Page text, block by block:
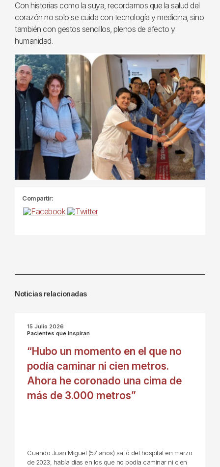
Con historias como la suya, recordamos que la salud del
corazón no solo se cuida con tecnología y medicina, sino
también con gestos sencillos, plenos de afecto y
humanidad.
Compartir:
Noticias relacionadas
15 Julio 2026
Pacientes que inspiran
“Hubo un momento en el que no
podía caminar ni cien metros.
Ahora he coronado una cima de
más de 3.000 metros”
Cuando Juan Miguel (57 años) salió del hospital en marzo
de 2023, había días en los que no podía caminar ni cien